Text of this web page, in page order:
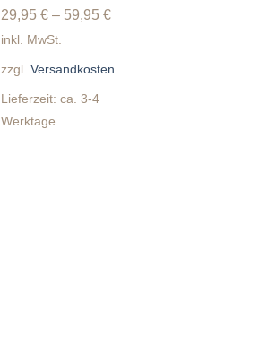
29,95 € – 59,95 €
inkl. MwSt.
zzgl. Versandkosten
Lieferzeit: ca. 3-4
Werktage